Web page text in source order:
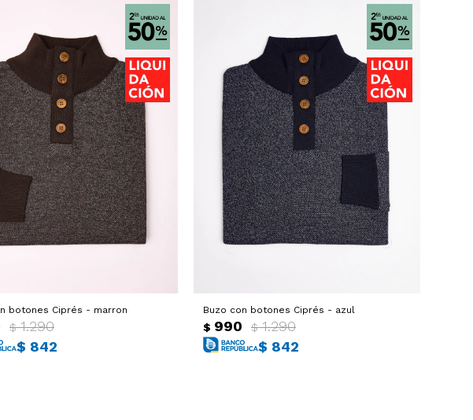
botones Ciprés - marron
$ 1.290
$ 842
Buzo con botones Ciprés - azul
$ 990 $ 1.290
$ 842